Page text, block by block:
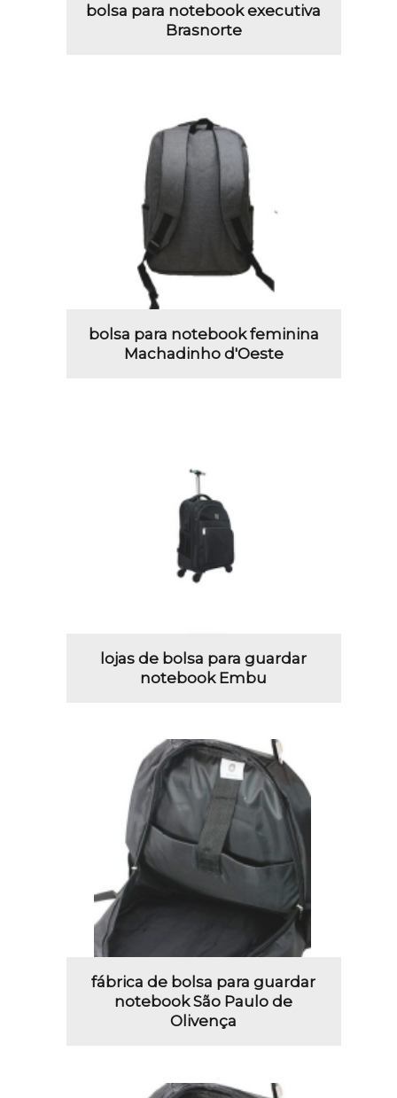
bolsa para notebook executiva
Brasnorte
bolsa para notebook feminina
Machadinho d'Oeste
lojas de bolsa para guardar
notebook Embu
fábrica de bolsa para guardar
notebook São Paulo de
Olivença